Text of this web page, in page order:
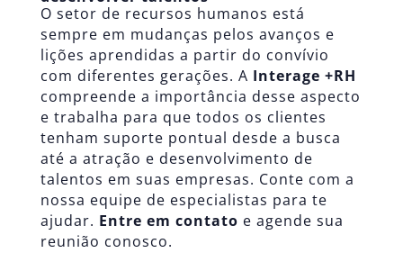
O setor de recursos humanos está
sempre em mudanças pelos avanços e
lições aprendidas a partir do convívio
com diferentes gerações. A Interage +RH
compreende a importância desse aspecto
e trabalha para que todos os clientes
tenham suporte pontual desde a busca
até a atração e desenvolvimento de
talentos em suas empresas. Conte com a
nossa equipe de especialistas para te
ajudar. Entre em contato e agende sua
reunião conosco.